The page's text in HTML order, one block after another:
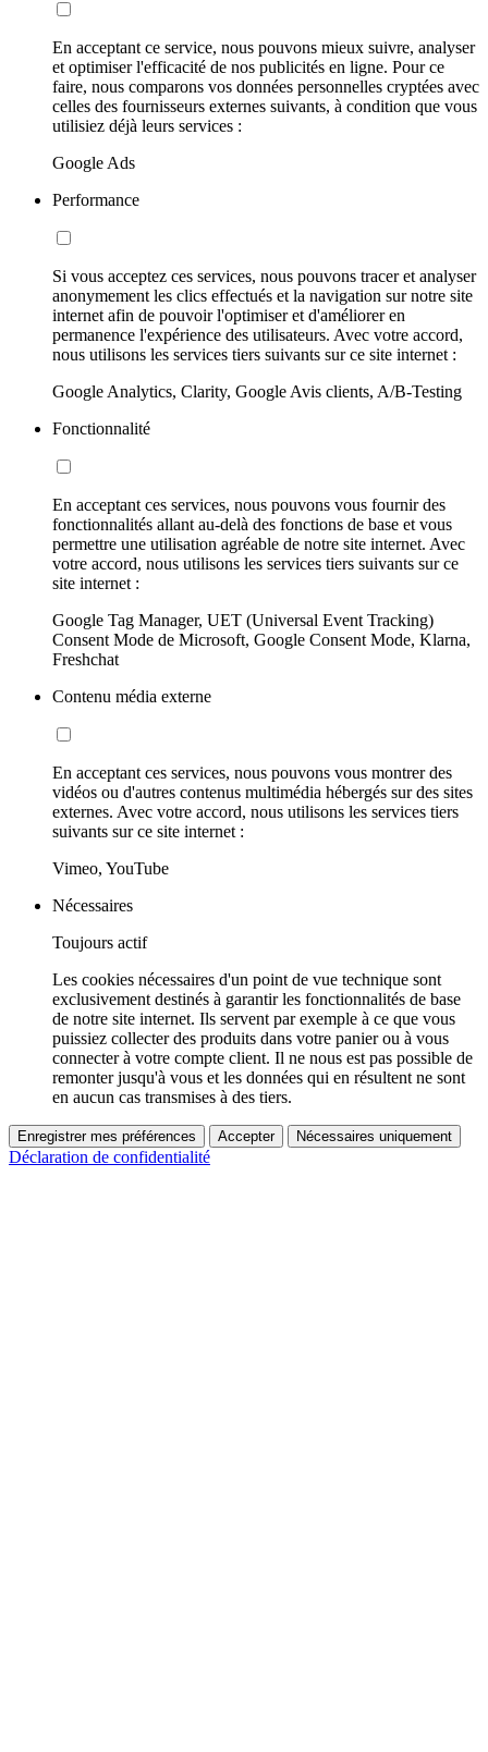
En acceptant ce service, nous pouvons mieux suivre, analyser
et optimiser l'efficacité de nos publicités en ligne. Pour ce
faire, nous comparons vos données personnelles cryptées avec
celles des fournisseurs externes suivants, à condition que vous
utilisiez déjà leurs services :
Google Ads
Performance
Si vous acceptez ces services, nous pouvons tracer et analyser
anonymement les clics effectués et la navigation sur notre site
internet afin de pouvoir l'optimiser et d'améliorer en
permanence l'expérience des utilisateurs. Avec votre accord,
nous utilisons les services tiers suivants sur ce site internet :
Google Analytics, Clarity, Google Avis clients, A/B-Testing
Fonctionnalité
En acceptant ces services, nous pouvons vous fournir des
fonctionnalités allant au-delà des fonctions de base et vous
permettre une utilisation agréable de notre site internet. Avec
votre accord, nous utilisons les services tiers suivants sur ce
site internet :
Google Tag Manager, UET (Universal Event Tracking)
Consent Mode de Microsoft, Google Consent Mode, Klarna,
Freshchat
Contenu média externe
En acceptant ces services, nous pouvons vous montrer des
vidéos ou d'autres contenus multimédia hébergés sur des sites
externes. Avec votre accord, nous utilisons les services tiers
suivants sur ce site internet :
Vimeo, YouTube
Nécessaires
Toujours actif
Les cookies nécessaires d'un point de vue technique sont
exclusivement destinés à garantir les fonctionnalités de base
de notre site internet. Ils servent par exemple à ce que vous
puissiez collecter des produits dans votre panier ou à vous
connecter à votre compte client. Il ne nous est pas possible de
remonter jusqu'à vous et les données qui en résultent ne sont
en aucun cas transmises à des tiers.
Enregistrer mes préférences Accepter Nécessaires uniquement
Déclaration de confidentialité